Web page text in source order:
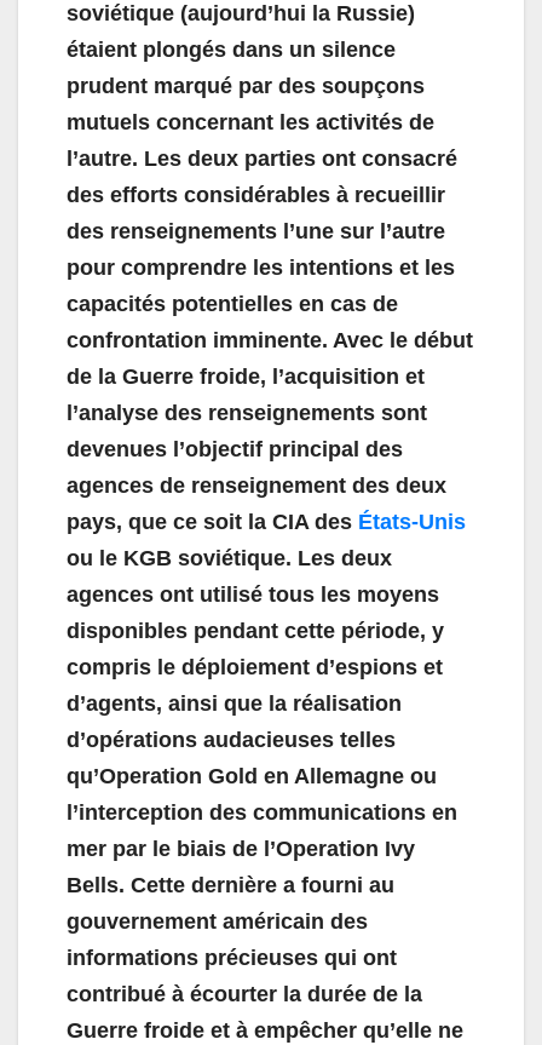
soviétique (aujourd’hui la Russie)
étaient plongés dans un silence
prudent marqué par des soupçons
mutuels concernant les activités de
l’autre. Les deux parties ont consacré
des efforts considérables à recueillir
des renseignements l’une sur l’autre
pour comprendre les intentions et les
capacités potentielles en cas de
confrontation imminente. Avec le début
de la Guerre froide, l’acquisition et
l’analyse des renseignements sont
devenues l’objectif principal des
agences de renseignement des deux
pays, que ce soit la CIA des États-Unis
ou le KGB soviétique. Les deux
agences ont utilisé tous les moyens
disponibles pendant cette période, y
compris le déploiement d’espions et
d’agents, ainsi que la réalisation
d’opérations audacieuses telles
qu’Operation Gold en Allemagne ou
l’interception des communications en
mer par le biais de l’Operation Ivy
Bells. Cette dernière a fourni au
gouvernement américain des
informations précieuses qui ont
contribué à écourter la durée de la
Guerre froide et à empêcher qu’elle ne